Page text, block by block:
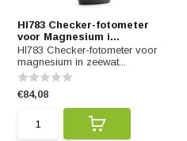
HI783 Checker-fotometer
voor Magnesium i...
HI783 Checker-fotometer voor
magnesium in zeewat...
€84,08